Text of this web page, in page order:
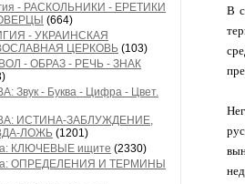
- РАСКОЛЬНИКИ - ЕРЕТИКИ
(664)
- УКРАИНСКАЯ
ЦЕРКОВЬ (103)
- ОБРАЗ - РЕЧЬ - ЗНАК
Звук - Буква - Цифра - Цвет.
ИСТИНА-ЗАБЛУЖДЕНИЕ,
ЛОЖЬ (1201)
КЛЮЧЕВЫЕ ищите (2330)
ОПРЕДЕЛЕНИЯ И ТЕРМИНЫ
В